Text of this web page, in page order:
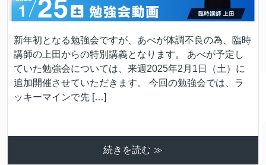
新年初となる勉強会ですが、あべが体調不良の為、臨時
講師の上田からの特別講義となります。 あべが予定し
ていた勉強会については、来週2025年2月1日（土）に
追加開催させていただきます。 今回の勉強会では、ラ
ッキーマインで先 […]
続きを読む ≫